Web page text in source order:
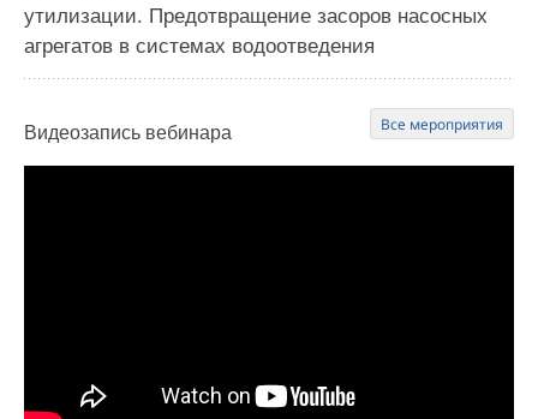
утилизации. Предотвращение засоров насосных
агрегатов в системах водоотведения
Все мероприятия
Видеозапись вебинара